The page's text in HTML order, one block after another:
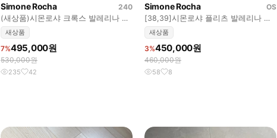
Simone Rocha
240
(새상품)시몬로샤 크록스 발레리나 샌
들새상품
7%495,000원
530,000원
235 42
Simone Rocha
OS
[38,39]시몬로샤 플리츠 발레리나 슈
즈새상품
3%450,000원
460,000원
58 8